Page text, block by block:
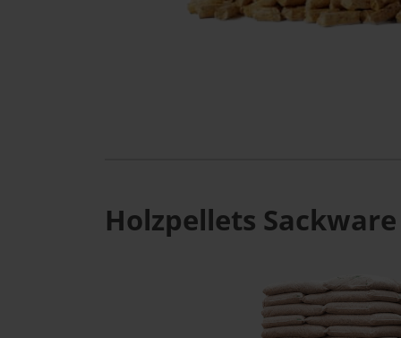
Holzpellets